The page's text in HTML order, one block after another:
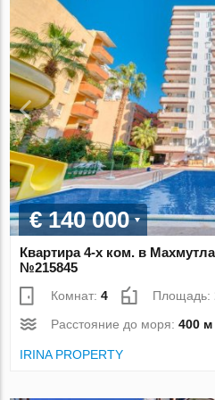
€ 140 000
Квартира 4-х ком. в
№215845
Комнат:4 Площадь:
Расстояние до моря:400 м
IRINA PROPERTY